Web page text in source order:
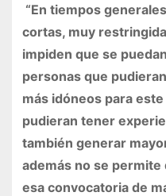
“En tiempos
cortas, muy
impiden que se
personas que
más idóneos para
pudieran tener
también generar
además no se
esa convocatoria de